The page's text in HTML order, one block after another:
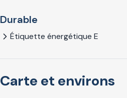
Durable
Étiquette énergétique E
Carte et environs